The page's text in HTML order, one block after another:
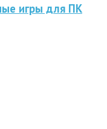
игры для ПК